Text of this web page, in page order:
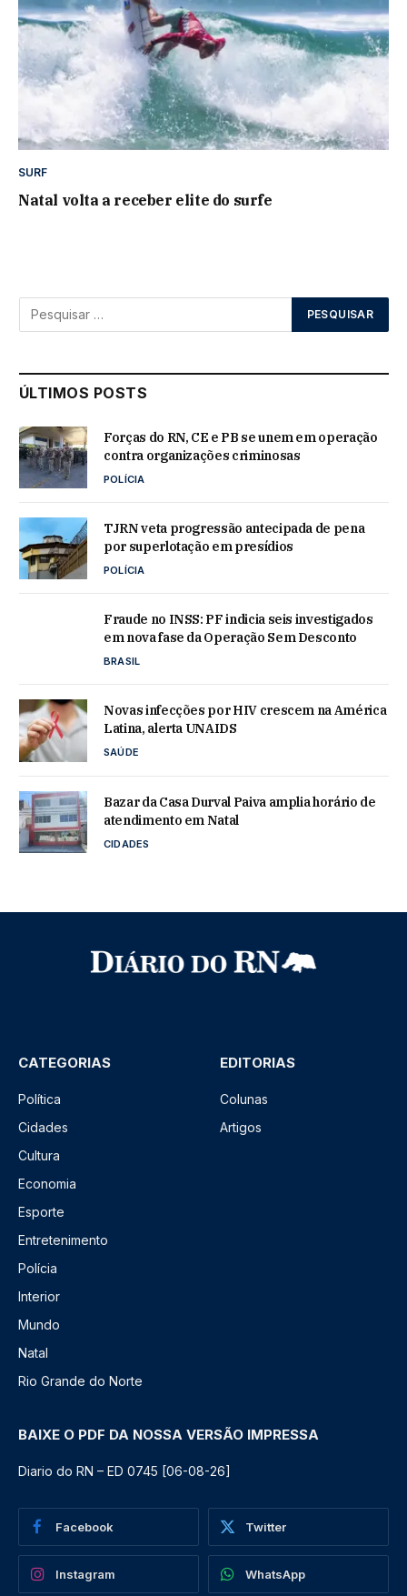
SURF
Natal volta a receber elite do surfe
ÚLTIMOS POSTS
Forças do RN, CE e PB se unem em operação
contra organizações criminosas
POLÍCIA
TJRN veta progressão antecipada de pena
por superlotação em presídios
POLÍCIA
Fraude no INSS: PF indicia seis investigados
em nova fase da Operação Sem Desconto
BRASIL
Novas infecções por HIV crescem na América
Latina, alerta UNAIDS
SAÚDE
Bazar da Casa Durval Paiva amplia horário de
atendimento em Natal
CIDADES
CATEGORIAS
Política
Cidades
Cultura
Economia
Esporte
Entretenimento
Polícia
Interior
Mundo
Natal
Rio Grande do Norte
EDITORIAS
Colunas
Artigos
BAIXE O PDF DA NOSSA VERSÃO IMPRESSA
Diario do RN – ED 0745 [06-08-26]
Facebook Twitter
Instagram WhatsApp